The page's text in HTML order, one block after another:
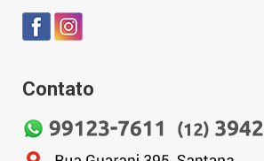
Contato